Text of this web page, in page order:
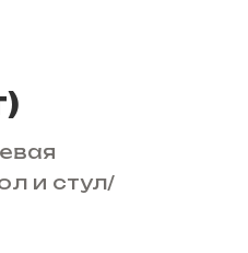
и стул/